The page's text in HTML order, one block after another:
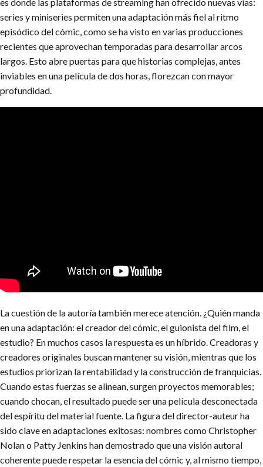
es donde las plataformas de streaming han ofrecido nuevas vías:
series y miniseries permiten una adaptación más fiel al ritmo
episódico del cómic, como se ha visto en varias producciones
recientes que aprovechan temporadas para desarrollar arcos
largos. Esto abre puertas para que historias complejas, antes
inviables en una película de dos horas, florezcan con mayor
profundidad.
La cuestión de la autoría también merece atención. ¿Quién manda
en una adaptación: el creador del cómic, el guionista del film, el
estudio? En muchos casos la respuesta es un híbrido. Creadoras y
creadores originales buscan mantener su visión, mientras que los
estudios priorizan la rentabilidad y la construcción de franquicias.
Cuando estas fuerzas se alinean, surgen proyectos memorables;
cuando chocan, el resultado puede ser una película desconectada
del espíritu del material fuente. La figura del director-auteur ha
sido clave en adaptaciones exitosas: nombres como Christopher
Nolan o Patty Jenkins han demostrado que una visión autoral
coherente puede respetar la esencia del cómic y, al mismo tiempo,